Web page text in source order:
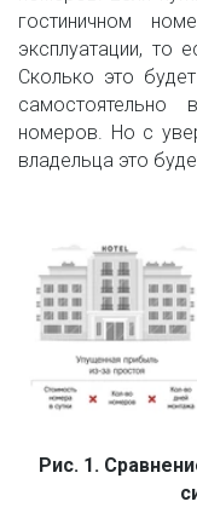
гостиничном
эксплуатации, то
Сколько это
самостоятельно
номеров. Но с
владельца это
Рис. 1.